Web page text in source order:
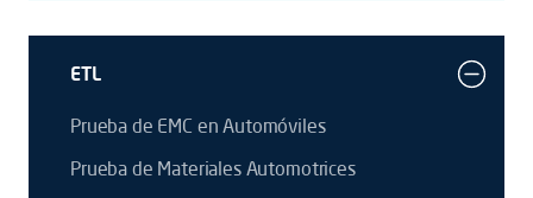
ETL
Prueba de EMC en Automóviles
Prueba de Materiales Automotrices